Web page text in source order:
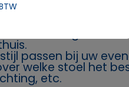
nodig? Dan
passen bij uw
welke stoel het
etc.